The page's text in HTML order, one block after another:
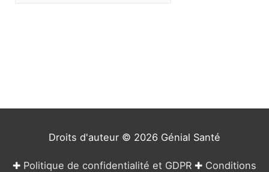
Droits d'auteur © 2026 Génial Santé
✚ Politique de confidentialité et GDPR ✚ Conditions